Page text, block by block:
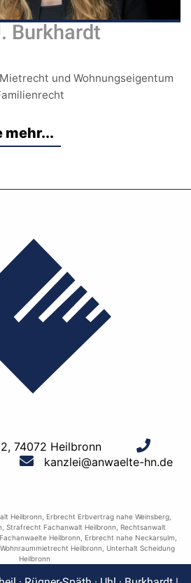
Burkhardt
und Wohnungseigentum
mehr...
74072 Heilbronn
kanzlei@anwaelte-hn.de
Heilbronn Erbrecht Erbvertrag nahe Weinsberg
Strafrecht Fachanwalt Heilbronn
Rechtsanwalt
Heilbronn Erbrecht nahe Neckarsulm
Wohnraummietrecht Heilbronn
Unterhalt Scheidung
Heilbronn